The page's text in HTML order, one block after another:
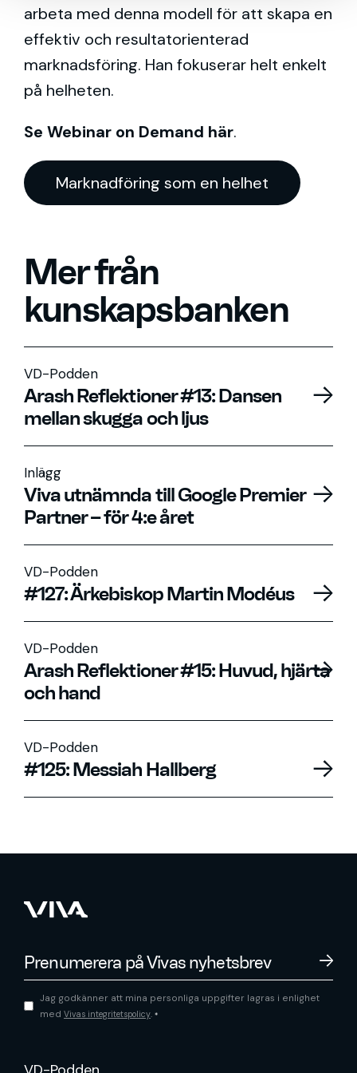
arbeta med denna modell för att skapa en
effektiv och resultatorienterad
marknadsföring. Han fokuserar helt enkelt
på helheten.
Se Webinar on Demand här.
Marknadföring som en helhet
Mer från
kunskapsbanken
VD-Podden
Arash Reflektioner #13: Dansen
mellan skugga och ljus
Inlägg
Viva utnämnda till Google Premier
Partner – för 4:e året
VD-Podden
#127: Ärkebiskop Martin Modéus
VD-Podden
Arash Reflektioner #15: Huvud, hjärta
och hand
VD-Podden
#125: Messiah Hallberg
Jag godkänner att mina personliga uppgifter lagras i enlighet
med Vivas integritetspolicy. *